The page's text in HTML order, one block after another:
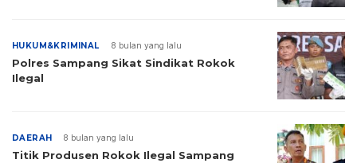
HUKUM&KRIMINAL 8 bulan yang lalu
Polres Sampang Sikat Sindikat Rokok
Ilegal
DAERAH 8 bulan yang lalu
Titik Produsen Rokok Ilegal Sampang